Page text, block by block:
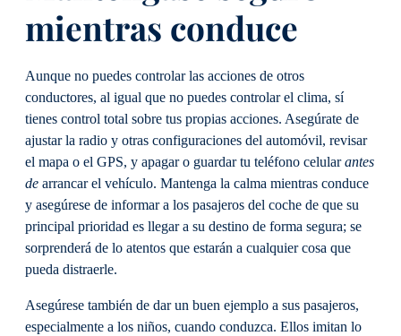
mientras conduce
Aunque no puedes controlar las acciones de otros
conductores, al igual que no puedes controlar el clima, sí
tienes control total sobre tus propias acciones. Asegúrate de
ajustar la radio y otras configuraciones del automóvil, revisar
el mapa o el GPS, y apagar o guardar tu teléfono celularantes
de arrancar el vehículo. Mantenga la calma mientras conduce
y asegúrese de informar a los pasajeros del coche de que su
principal prioridad es llegar a su destino de forma segura; se
sorprenderá de lo atentos que estarán a cualquier cosa que
pueda distraerle.
Asegúrese también de dar un buen ejemplo a sus pasajeros,
especialmente a los niños, cuando conduzca. Ellos imitan lo